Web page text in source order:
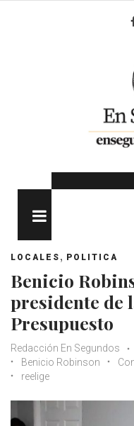
LOCALES , POLITICA
Benicio
presidente de
Presupuesto
Redacción En Segundos
Benicio Robinson
reelige